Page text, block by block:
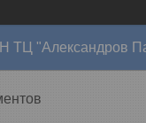
"Александров